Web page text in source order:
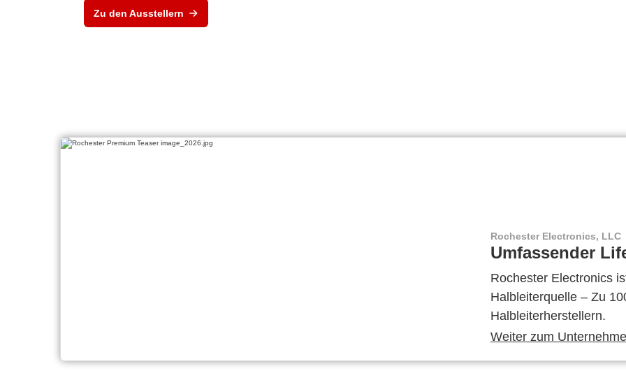
Zu den Ausstellern
Rochester Electronics, LLC
Umfassender
Rochester Electronics
Halbleiterquelle – Zu
Halbleiterherstellern.
Weiter zum